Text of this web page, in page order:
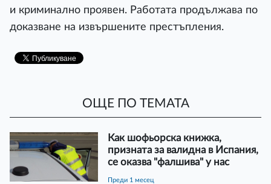
и криминално проявен. Работата продължава по
доказване на извършените престъпления.
ОЩЕ ПО ТЕМАТА
Как шофьорска книжка,
призната за валидна в Испания,
се оказва "фалшива" у нас
преди 1 месец